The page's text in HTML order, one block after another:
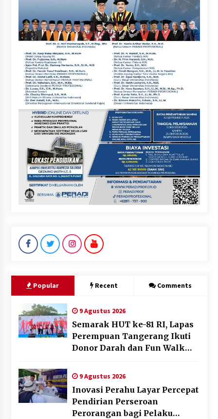
Popular Recent Comments
9 Agustus 2026
Semarak HUT ke-81 RI, Lapas
Perempuan Tangerang Ikuti
Donor Darah dan Fun Walk
Pemasyarakatan
9 Agustus 2026
Inovasi Perahu Layar Percepat
Pendirian Perseroan
Perorangan bagi Pelaku